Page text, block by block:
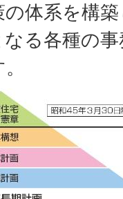
体系を構
る各種の